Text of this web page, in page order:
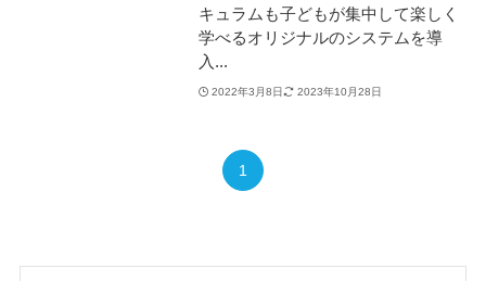
キュラムも子どもが集中して楽しく
学べるオリジナルのシステムを導
入...
2022年3月8日 2023年10月28日
1